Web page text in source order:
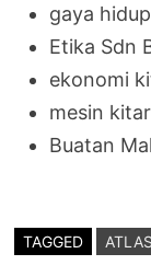
gaya
Etika Sdn
ekonomi
mesin
Buatan
TAGGED